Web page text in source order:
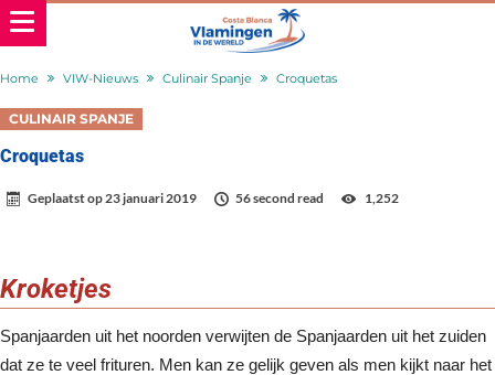
Home VIW-Nieuws Culinair Spanje Croquetas
CULINAIR SPANJE
Croquetas
Geplaatst op23 januari 2019 56 second read 1,252
Kroketjes
Spanjaarden uit het noorden verwijten de Spanjaarden uit het zuiden
dat ze te veel frituren. Men kan ze gelijk geven als men kijkt naar het